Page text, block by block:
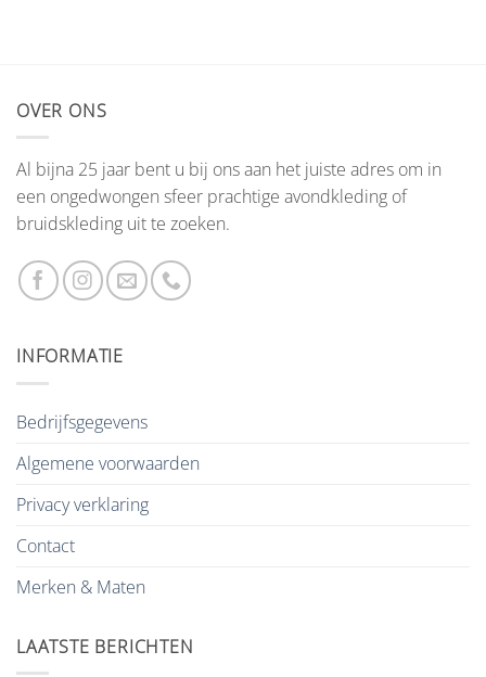
OVER ONS
Al bijna 25 jaar bent u bij ons aan het juiste adres om in
een ongedwongen sfeer prachtige avondkleding of
bruidskleding uit te zoeken.
INFORMATIE
Bedrijfsgegevens
Algemene voorwaarden
Privacy verklaring
Contact
Merken & Maten
LAATSTE BERICHTEN